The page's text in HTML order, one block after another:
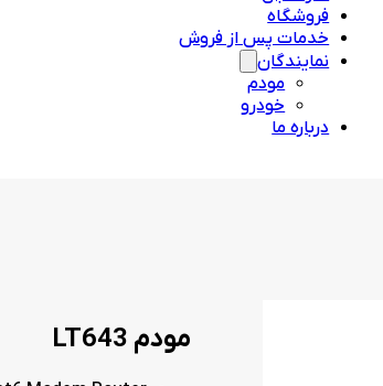
فروشگاه
خدمات پس از فروش
نمایندگان
مودم
خودرو
درباره ما
مودم LT643